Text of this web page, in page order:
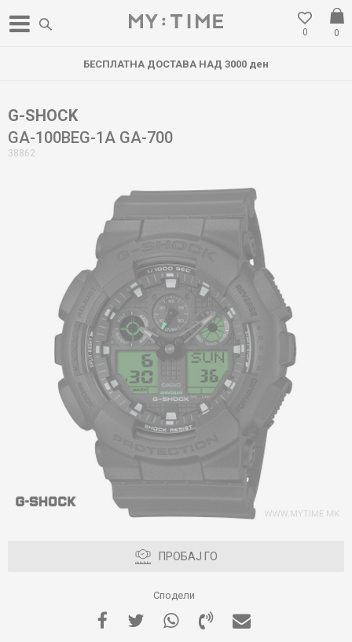
0
0
БЕСПЛАТНА ДОСТАВА НАД 3000 ден
G-SHOCK
GA-100BEG-1A GA-700
38862
ПРОБАЈ ГО
Сподели